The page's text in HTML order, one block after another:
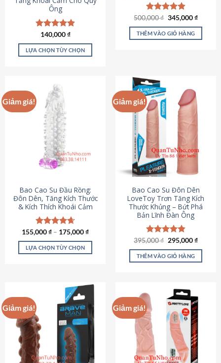
Ông
Được xếp
hạng4.88
5 sao
140,000₫
LỰA CHỌN TÙY CHỌN
có
nhiều
biến
thể.
Các
tùy
chọn
có
chọn
trên
trang
sản
phẩm
Được xếp
hạng4.85
5 sao
500,000₫ Giá
là:
500,000 ₫.
345,000₫Giá
tại
THÊM VÀO GIỎ HÀNG
Giảm giá!
Bao Cao Su Đầu Rồng:
Đôn Dên, Tăng Kích Thước
& Kích Thích Khoái Cảm
Được xếp
hạng4.69
5 sao
155,000₫ – 175,000₫
LỰA CHỌN TÙY CHỌN
nhiều
biến
thể.
Các
tùy
chọn
Giảm giá!
Bao Cao Su Đôn Dên
LoveToy Trơn Tăng Kích
Thước Khủng – Bứt Phá
Bản Lĩnh Đàn Ông
Được xếp
hạng4.82
5 sao
395,000₫ Giá
là:
395,000 ₫.
295,000₫Giá
tại
THÊM VÀO GIỎ HÀNG
Giảm giá! Giảm giá!